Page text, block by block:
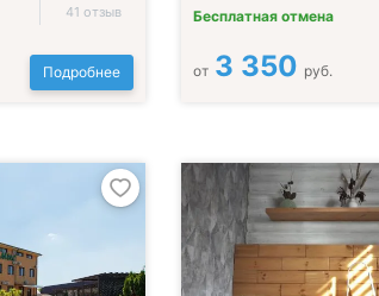
41 отзыв
Подробнее
Бесплатная отмена
от 3 350 руб.